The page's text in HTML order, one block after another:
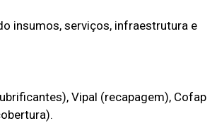
insumos, serviços, infraestrutura e
Vipal (recapagem), Cofap